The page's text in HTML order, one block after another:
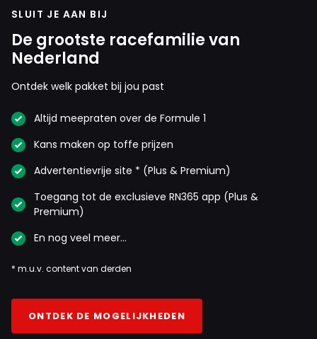
SLUIT JE AAN BIJ
De grootste racefamilie van
Nederland
Ontdek welk pakket bij jou past
Altijd meepraten over de Formule 1
Kans maken op toffe prijzen
Advertentievrije site * (Plus & Premium)
Toegang tot de exclusieve RN365 app (Plus &
Premium)
En nog veel meer…
* m.u.v. content van derden
ONTDEK DE MOGELIJKHEDEN